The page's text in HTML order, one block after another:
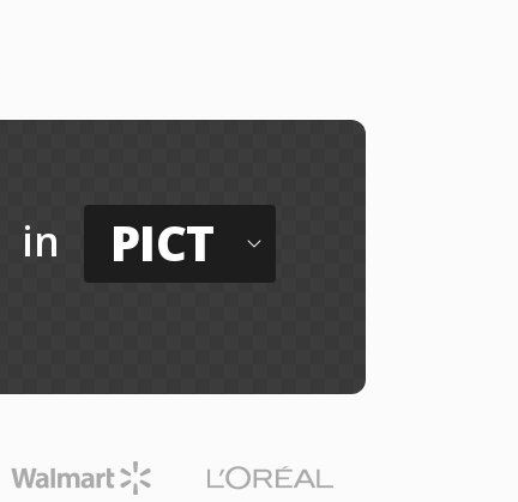
in PICT